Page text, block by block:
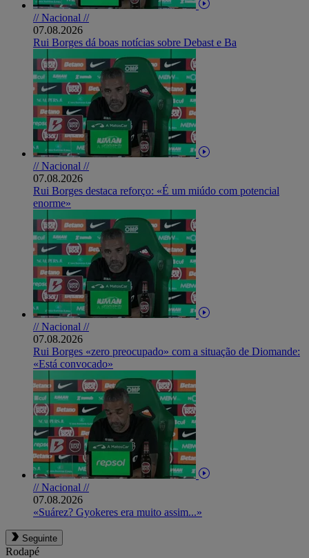
// Nacional //
07.08.2026
Rui Borges dá boas notícias sobre Debast e Ba
// Nacional //
07.08.2026
Rui Borges destaca reforço: «É um miúdo com potencial
enorme»
// Nacional //
07.08.2026
Rui Borges «zero preocupado» com a situação de Diomande:
«Está convocado»
// Nacional //
07.08.2026
«Suárez? Gyokeres era muito assim...»
Seguinte
Rodapé